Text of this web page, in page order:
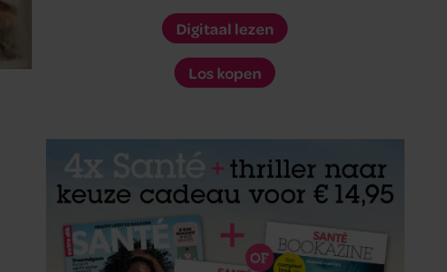
Digitaal lezen
Los kopen